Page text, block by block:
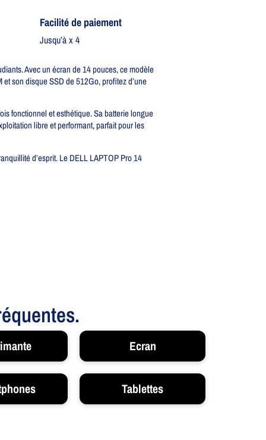
Facilité de paiement
Jusqu’à x 4
Avec un écran de 14 pouces, ce modèle
son disque SSD de 512Go, profitez d’une
fonctionnel et esthétique. Sa batterie longue
libre et performant, parfait pour les
d’esprit. Le DELL LAPTOP Pro 14
Ecran
Tablettes